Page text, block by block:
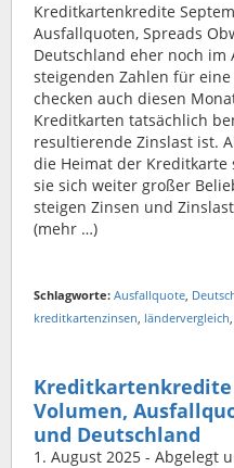
Kreditkartenkredite
Ausfallquoten, Spreads
Deutschland eher noch im
steigenden Zahlen für
checken auch diesen
Kreditkarten tatsächlich
resultierende Zinslast ist.
die Heimat der Kreditkarte
sie sich weiter großer
steigen Zinsen und
(mehr …)
Schlagworte: Ausfallquote,
kreditkartenzinsen, ländervergleich,
Kreditkartenkredite
Volumen,
und Deutschland
1. August 2025 - Abgelegt